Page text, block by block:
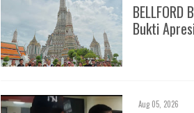
Bukti
Aug 05, 2026